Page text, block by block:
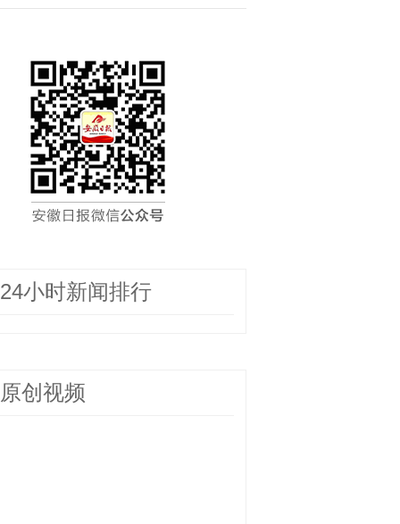
24小时新闻排行
原创视频